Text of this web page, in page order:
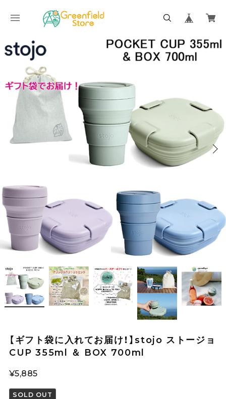
【ギフト袋に入れてお届け！】stojo ストージョ
CUP 355ml ＆ BOX 700ml
¥5,885
SOLD OUT